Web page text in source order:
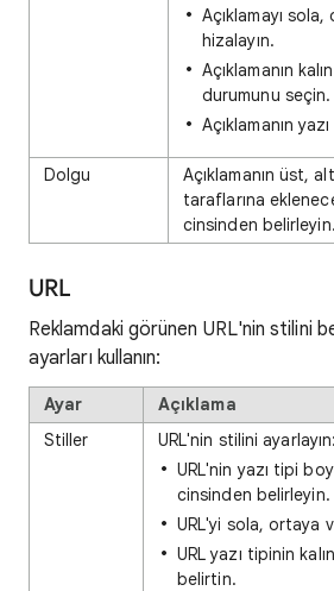
Açıklamayı
hizalayın.
Açıklamanın
durumunu seçin.
Açıklamanın
Dolgu
Açıklamanın üst,
taraflarına
cinsinden belirleyin.
URL
Reklamdaki görünen URL'nin stilini
ayarları kullanın:
Ayar
Açıklama
Stiller
URL'nin stilini ayarlayın:
URL'nin yazı tipi
cinsinden belirleyin.
URL'yi sola, ortaya
URL yazı tipinin
belirtin.